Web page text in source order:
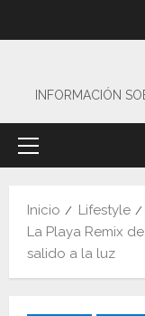
INFORMACIÓN
Menú
Inicio
Lifestyle
La Playa Remix
salido a la luz